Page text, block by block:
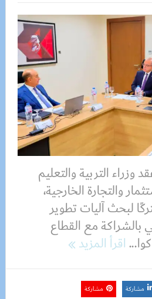
التربية والتعليم
والتجارة الخارجية،
لبحث آليات تطوير
بالشراكة مع القطاع
اقرأ المزيد
مشاركة مشاركة